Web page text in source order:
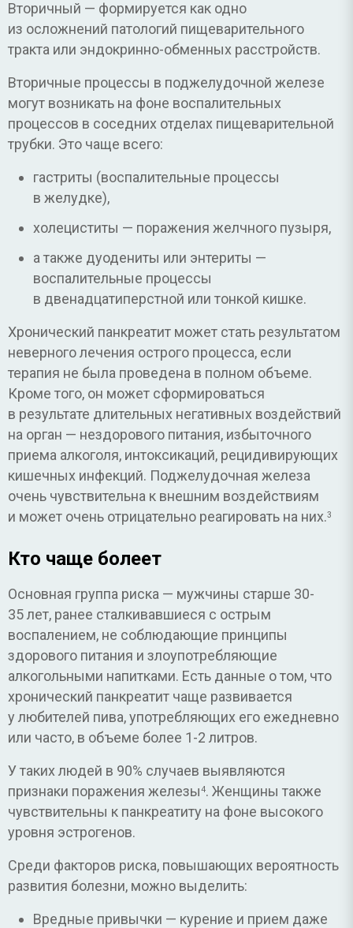
Вторичный — формируется как одно
из осложнений патологий пищеварительного
тракта или эндокринно-обменных расстройств.
Вторичные процессы в поджелудочной железе
могут возникать на фоне воспалительных
процессов в соседних отделах пищеварительной
трубки. Это чаще всего:
гастриты (воспалительные процессы
в желудке),
холециститы — поражения желчного пузыря,
а также дуодениты или энтериты —
воспалительные процессы
в двенадцатиперстной или тонкой кишке.
Хронический панкреатит может стать результатом
неверного лечения острого процесса, если
терапия не была проведена в полном объеме.
Кроме того, он может сформироваться
в результате длительных негативных воздействий
на орган — нездорового питания, избыточного
приема алкоголя, интоксикаций, рецидивирующих
кишечных инфекций. Поджелудочная железа
очень чувствительна к внешним воздействиям
и может очень отрицательно реагировать на них.3
Кто чаще болеет
Основная группа риска — мужчины старше 30-
35 лет, ранее сталкивавшиеся с острым
воспалением, не соблюдающие принципы
здорового питания и злоупотребляющие
алкогольными напитками. Есть данные о том, что
хронический панкреатит чаще развивается
у любителей пива, употребляющих его ежедневно
или часто, в объеме более 1-2 литров.
У таких людей в 90% случаев выявляются
признаки поражения железы4. Женщины также
чувствительны к панкреатиту на фоне высокого
уровня эстрогенов.
Среди факторов риска, повышающих вероятность
развития болезни, можно выделить:
Вредные привычки — курение и прием даже